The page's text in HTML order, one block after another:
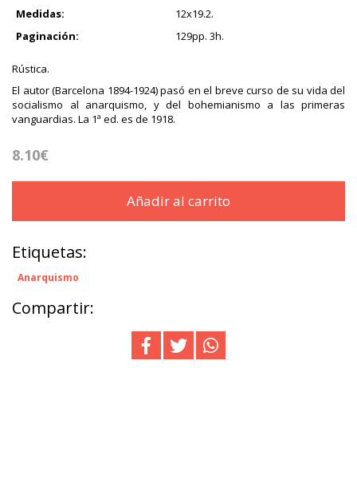
Medidas:
12x19.2.
Paginación:
129pp. 3h.
Rústica.
El autor (Barcelona 1894-1924) pasó en el breve curso de su vida del
socialismo al anarquismo, y del bohemianismo a las primeras
vanguardias. La 1ª ed. es de 1918.
8.10€
Añadir al carrito
Etiquetas:
Anarquismo
Compartir: